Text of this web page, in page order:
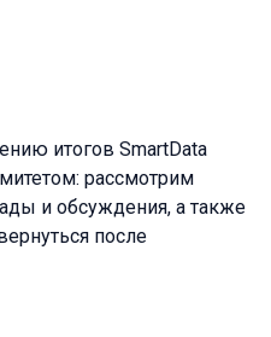
итогов SmartData
рассмотрим
и обсуждения, а также
после